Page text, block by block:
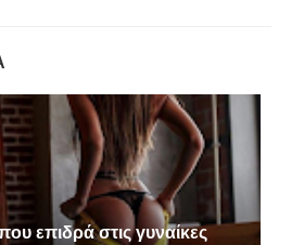
επιδρά στις γυναίκες